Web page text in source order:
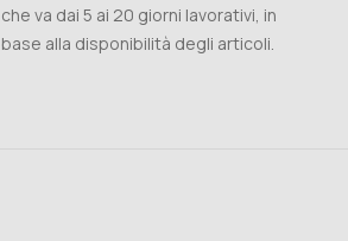
che va dai 5 ai 20 giorni lavorativi, in
base alla disponibilità degli articoli.